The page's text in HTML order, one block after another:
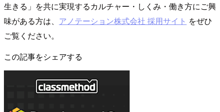
生きる」を共に実現するカルチャー・しくみ・働き方にご興
味がある方は、 アノテーション株式会社 採用サイト をぜひ
ご覧ください。
この記事をシェアする